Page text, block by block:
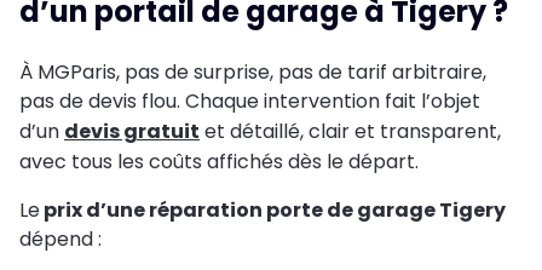
d’un portail de garage à Tigery ?
À MGParis, pas de surprise, pas de tarif arbitraire,
pas de devis flou. Chaque intervention fait l’objet
d’un devis gratuit et détaillé, clair et transparent,
avec tous les coûts affichés dès le départ.
Leprix d’une réparation porte de garage Tigery
dépend :